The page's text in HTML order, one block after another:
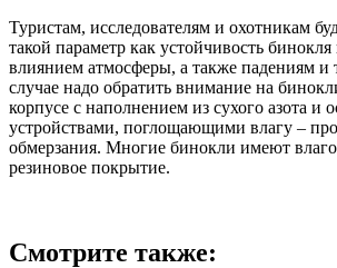
Туристам, исследователям и охотникам
такой параметр как устойчивость
влиянием атмосферы, а также падениям и
случае надо обратить внимание на
корпусе с наполнением из сухого азота и
устройствами, поглощающими влагу –
обмерзания. Многие бинокли имеют
резиновое покрытие.
Смотрите также: